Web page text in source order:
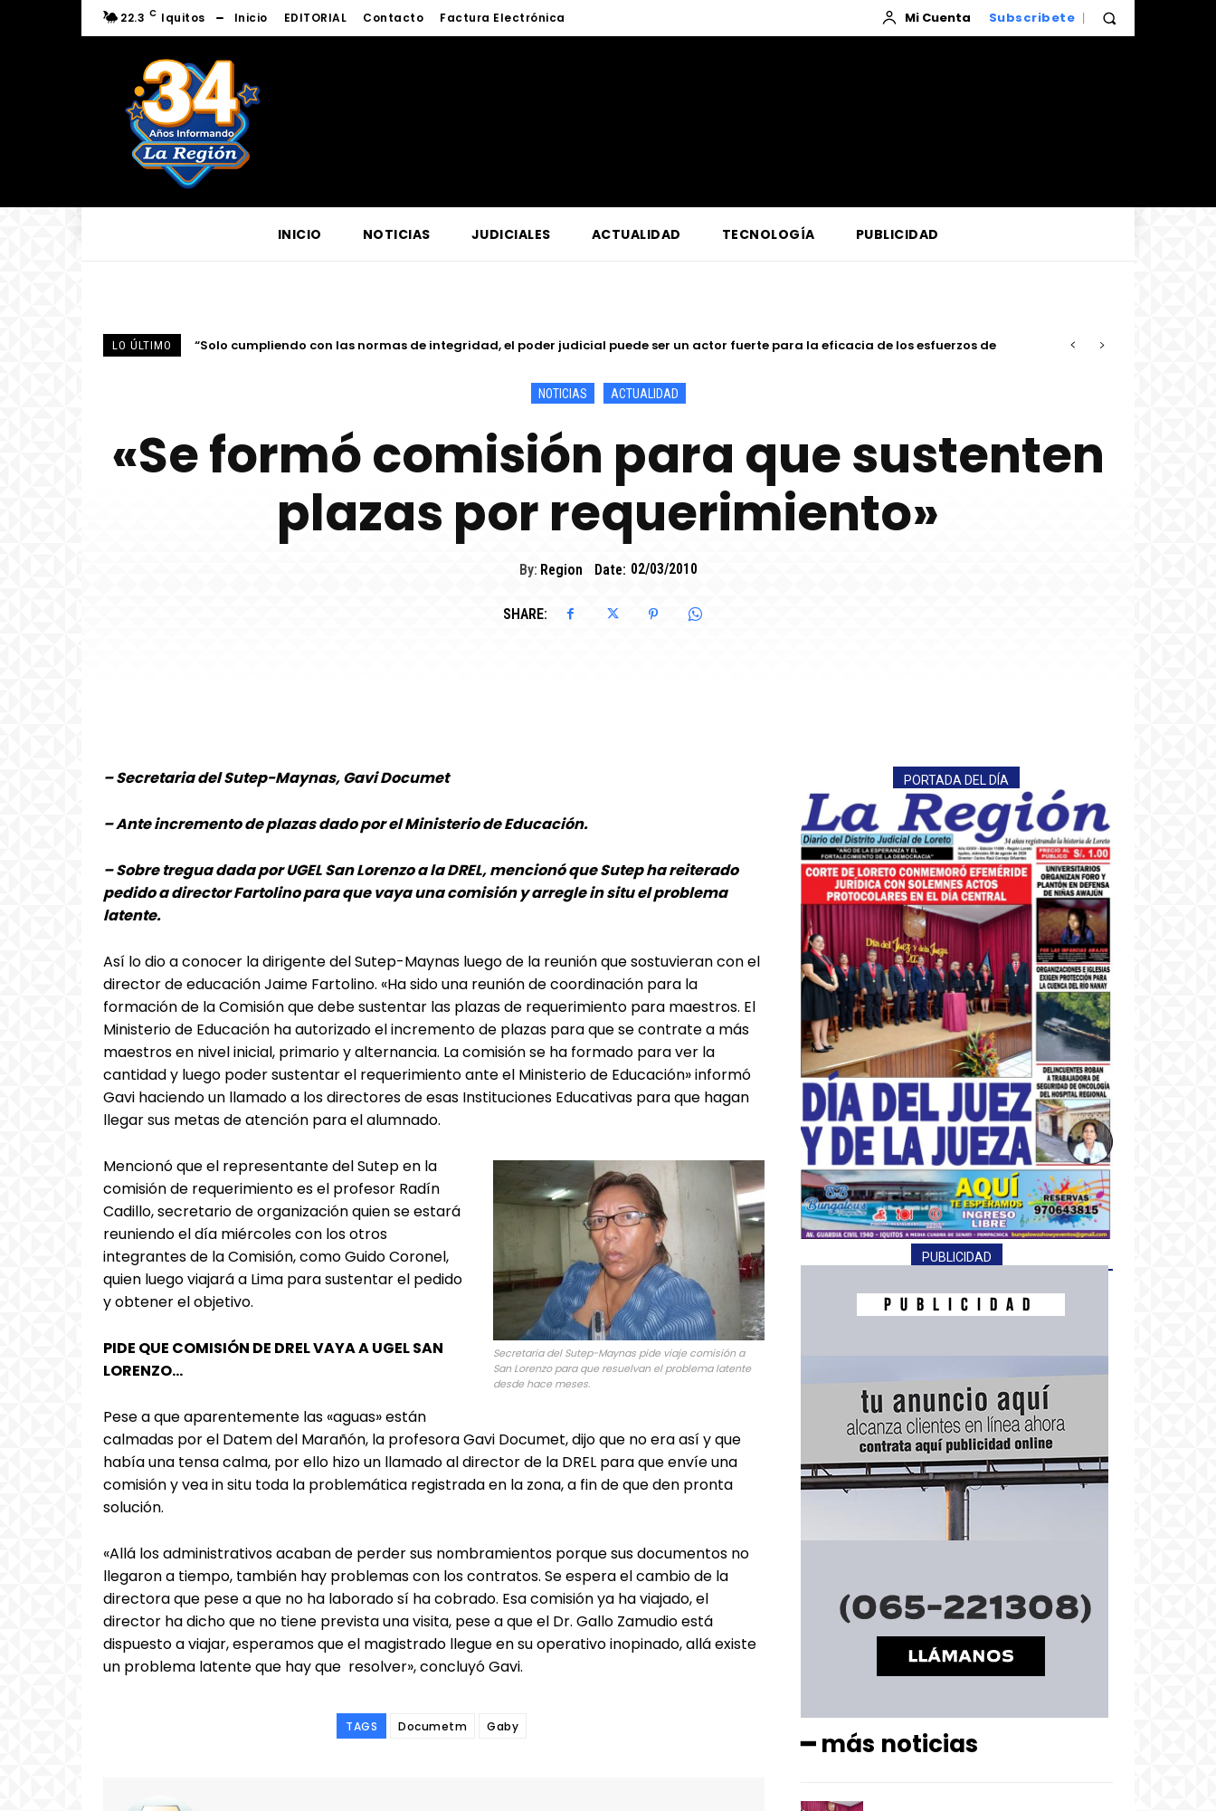
22.3 C Iquitos Inicio EDITORIAL Contacto Factura Electrónica Mi Cuenta Subscribete
INICIO NOTICIAS JUDICIALES ACTUALIDAD TECNOLOGÍA PUBLICIDAD
LO ÚLTIMO
“Solo cumpliendo con las normas de integridad, el poder judicial puede ser un actor fuerte para la eficacia de los esfuerzos de
Discurso por el Día del Juez y la Jueza del Dr. Reynaldo Elías Cajamarca Porras
NOTICIAS ACTUALIDAD
«Se formó comisión para que sustenten
plazas por requerimiento»
By: Region Date: 02/03/2010
SHARE:
– Secretaria del Sutep-Maynas, Gavi Documet
– Ante incremento de plazas dado por el Ministerio de Educación.
– Sobre tregua dada por UGEL San Lorenzo a la DREL, mencionó que Sutep ha reiterado
pedido a director Fartolino para que vaya una comisión y arregle in situ el problema
latente.
Así lo dio a conocer la dirigente del Sutep-Maynas luego de la reunión que sostuvieran con el
director de educación Jaime Fartolino. «Ha sido una reunión de coordinación para la
formación de la Comisión que debe sustentar las plazas de requerimiento para maestros. El
Ministerio de Educación ha autorizado el incremento de plazas para que se contrate a más
maestros en nivel inicial, primario y alternancia. La comisión se ha formado para ver la
cantidad y luego poder sustentar el requerimiento ante el Ministerio de Educación» informó
Gavi haciendo un llamado a los directores de esas Instituciones Educativas para que hagan
llegar sus metas de atención para el alumnado.
Secretaria del Sutep-Maynas pide viaje comisión a
San Lorenzo para que resuelvan el problema latente
desde hace meses.
Mencionó que el representante del Sutep en la
comisión de requerimiento es el profesor Radín
Cadillo, secretario de organización quien se estará
reuniendo el día miércoles con los otros
integrantes de la Comisión, como Guido Coronel,
quien luego viajará a Lima para sustentar el pedido
y obtener el objetivo.
PIDE QUE COMISIÓN DE DREL VAYA A UGEL SAN
LORENZO…
Pese a que aparentemente las «aguas» están
calmadas por el Datem del Marañón, la profesora Gavi Documet, dijo que no era así y que
había una tensa calma, por ello hizo un llamado al director de la DREL para que envíe una
comisión y vea in situ toda la problemática registrada en la zona, a fin de que den pronta
solución.
«Allá los administrativos acaban de perder sus nombramientos porque sus documentos no
llegaron a tiempo, también hay problemas con los contratos. Se espera el cambio de la
directora que pese a que no ha laborado sí ha cobrado. Esa comisión ya ha viajado, el
director ha dicho que no tiene prevista una visita, pese a que el Dr. Gallo Zamudio está
dispuesto a viajar, esperamos que el magistrado llegue en su operativo inopinado, allá existe
un problema latente que hay que resolver», concluyó Gavi.
TAGS Documetm Gaby
PORTADA DEL DÍA
PUBLICIDAD
━ más noticias